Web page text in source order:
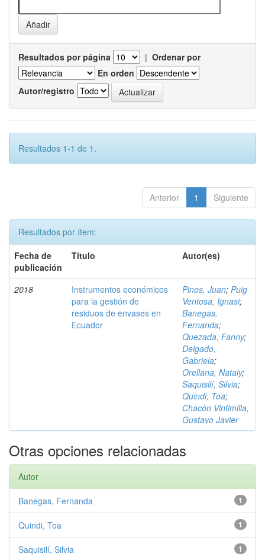
Resultados por página | Ordenar por
En orden
Autor/registro
Resultados 1-1 de 1.
Anterior 1 Siguiente
Resultados por ítem:
Fecha de
publicación
Título Autor(es)
2018
Instrumentos económicos
para la gestión de
residuos de envases en
Ecuador
Pinos, Juan; Puig
Ventosa, Ignasi;
Banegas,
Fernanda;
Quezada, Fanny;
Delgado,
Gabriela;
Orellana, Nataly;
Saquisilí, Silvia;
Quindi, Toa;
Chacón Vintimilla,
Gustavo Javier
Otras opciones relacionadas
Autor
1
Banegas, Fernanda
1
Quindi, Toa
1
Saquisilí, Silvia